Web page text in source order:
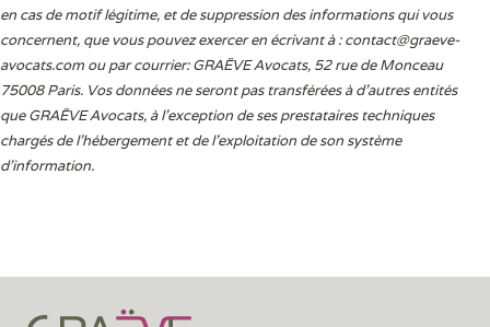
en cas de motif légitime, et de suppression des informations qui vous
concernent, que vous pouvez exercer en écrivant à :contact@graeve-
avocats.com ou par courrier: GRAËVE Avocats, 52 rue de Monceau
75008 Paris. Vos données ne seront pas transférées à d’autres entités
que GRAËVE Avocats, à l’exception de ses prestataires techniques
chargés de l’hébergement et de l’exploitation de son système
d’information.